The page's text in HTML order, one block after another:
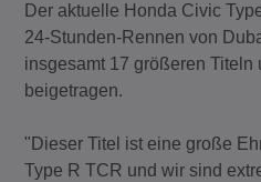
Der aktuelle Honda Civic
24-Stunden-Rennen von
insgesamt 17 größeren Titeln
beigetragen.
"Dieser Titel ist eine große
Type R TCR und wir sind